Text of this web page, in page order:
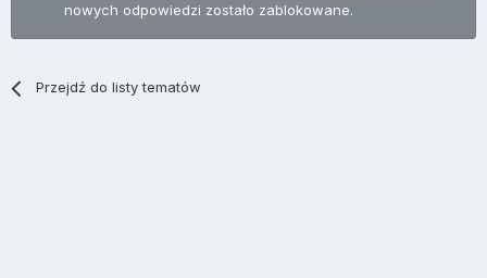
nowych odpowiedzi zostało zablokowane.
Przejdź do listy tematów